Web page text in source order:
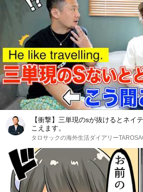
【衝撃】三単現のsが抜けるとネイ
こえます。
タロサックの海外生活ダイアリー